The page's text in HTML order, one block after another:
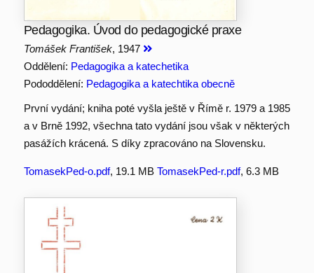
Pedagogika. Úvod do pedagogické praxe
Tomášek František, 1947
Oddělení: Pedagogika a katechetika
Pododdělení: Pedagogika a katechtika obecně
První vydání; kniha poté vyšla ještě v Římě r. 1979 a 1985
a v Brně 1992, všechna tato vydání jsou však v některých
pasážích krácená. S díky zpracováno na Slovensku.
TomasekPed-o.pdf, 19.1 MB TomasekPed-r.pdf, 6.3 MB